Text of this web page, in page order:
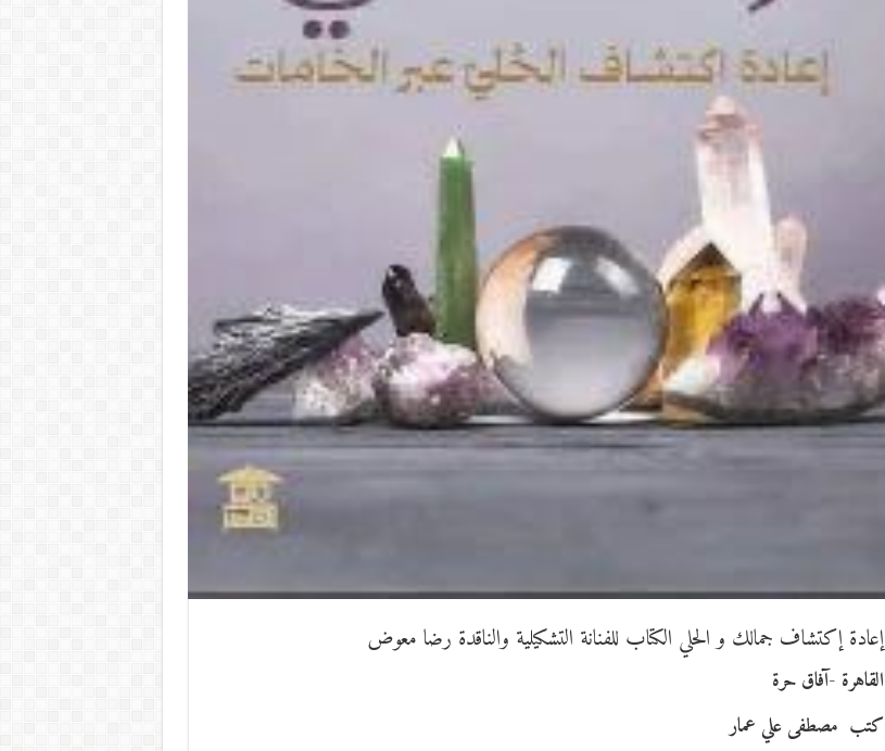
إعادة إكتشاف جمالك و الحلي الكتاب للفنانة التشكيلية والناقدة رضا معوض
القاهرة -آفاق حرة
كتب مصطفى علي عمار